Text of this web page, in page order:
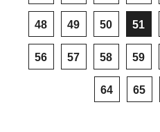
48 49 50 51
56 57 58 59
64 65